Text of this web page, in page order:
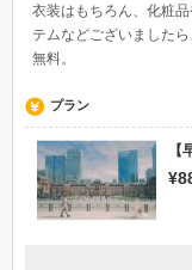
衣装はもちろん、化粧
テムなどございました
無料。
プラン